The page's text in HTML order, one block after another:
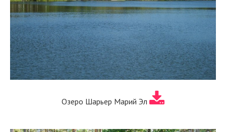
Озеро Шарьер Марий Эл